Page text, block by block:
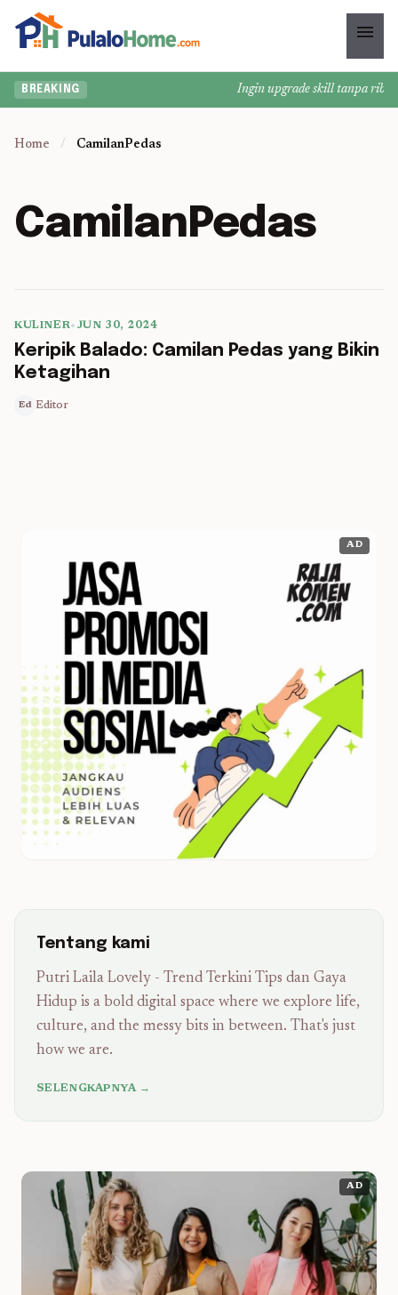
menu
BREAKING Ingin upgrade skill tanpa
Home / CamilanPedas
CamilanPedas
5 min read
KULINER• JUN 30, 2024
Keripik Balado: Camilan Pedas yang Bikin
Ketagihan
Ed Editor
AD
Tentang kami
Putri Laila Lovely - Trend Terkini Tips dan Gaya
Hidup is a bold digital space where we explore life,
culture, and the messy bits in between. That's just
how we are.
SELENGKAPNYA →
AD